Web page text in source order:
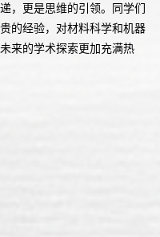
，更是思维的引领。同学们
的经验，对材料科学和机器
来的学术探索更加充满热